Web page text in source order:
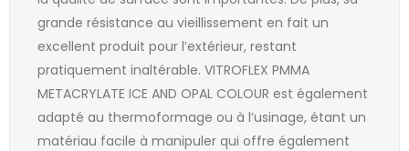
grande résistance au vieillissement en fait un
excellent produit pour l’extérieur, restant
pratiquement inaltérable. VITROFLEX PMMA
METACRYLATE ICE AND OPAL COLOUR est également
adapté au thermoformage ou à l’usinage, étant un
matériau facile à manipuler qui offre également